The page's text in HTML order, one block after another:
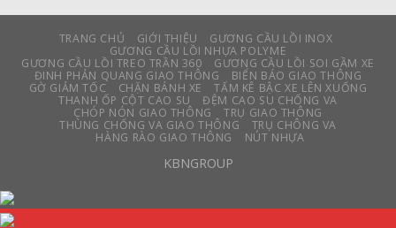
TRANG CHỦ GIỚI THIỆU
GƯƠNG CẦU LỒI INOX
GƯƠNG CẦU LỒI NHỰA POLYME
GƯƠNG CẦU LỒI TREO TRẦN 360
GƯƠNG CẦU LỒI SOI GẦM XE
ĐINH PHẢN QUANG GIAO THÔNG
BIỂN BÁO GIAO THÔNG
GỜ GIẢM TỐC
CHẶN BÁNH XE
TẤM KÊ BẬC XE LÊN XUỐNG
THANH ỐP CỘT CAO SU
ĐỆM CAO SU CHỐNG VA
CHÓP NÓN GIAO THÔNG
TRỤ GIAO THÔNG
THÙNG CHỐNG VA GIAO THÔNG
TRỤ CHÔNG VA
HÀNG RÀO GIAO THÔNG
NÚT NHỰA
KBNGROUP